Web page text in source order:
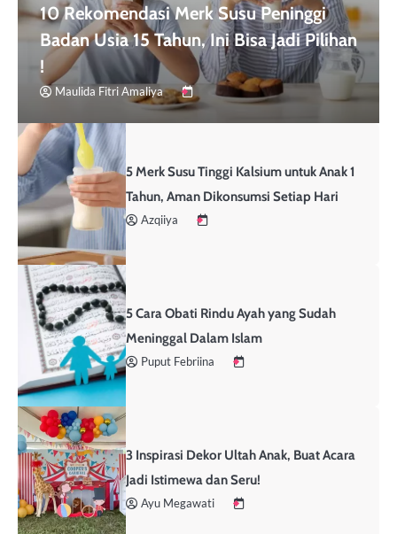
10 Rekomendasi Merk Susu Peninggi
Badan Usia 15 Tahun, Ini Bisa Jadi Pilihan
!
Maulida Fitri Amaliya
5 Merk Susu Tinggi Kalsium untuk Anak 1
Tahun, Aman Dikonsumsi Setiap Hari
Azqiiya
5 Cara Obati Rindu Ayah yang Sudah
Meninggal Dalam Islam
Puput Febriina
3 Inspirasi Dekor Ultah Anak, Buat Acara
Jadi Istimewa dan Seru!
Ayu Megawati